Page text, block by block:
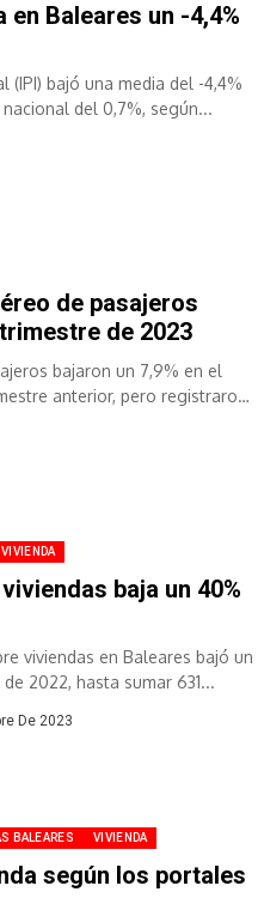
Baleares un -4,4%
(IPI) bajó una media del -4,4%
del 0,7%, según...
de pasajeros
de 2023
bajaron un 7,9% en el
anterior, pero registraron
VIVIENDA
baja un 40%
viviendas en Baleares bajó un
2022, hasta sumar 631...
De 2023
BALEARES VIVIENDA
según los portales